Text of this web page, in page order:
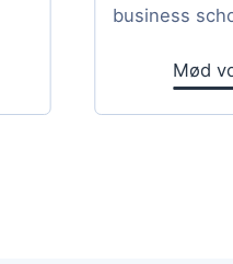
business
Mød